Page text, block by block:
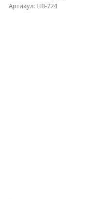
Артикул: НВ-724